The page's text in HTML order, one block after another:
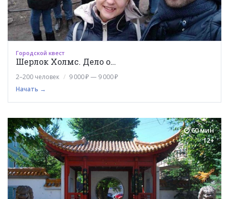
Городской квест
Шерлок Холмс. Дело о…
2–200 человек
9 000 ₽ — 9 000 ₽
Начать →
60 мин
12+